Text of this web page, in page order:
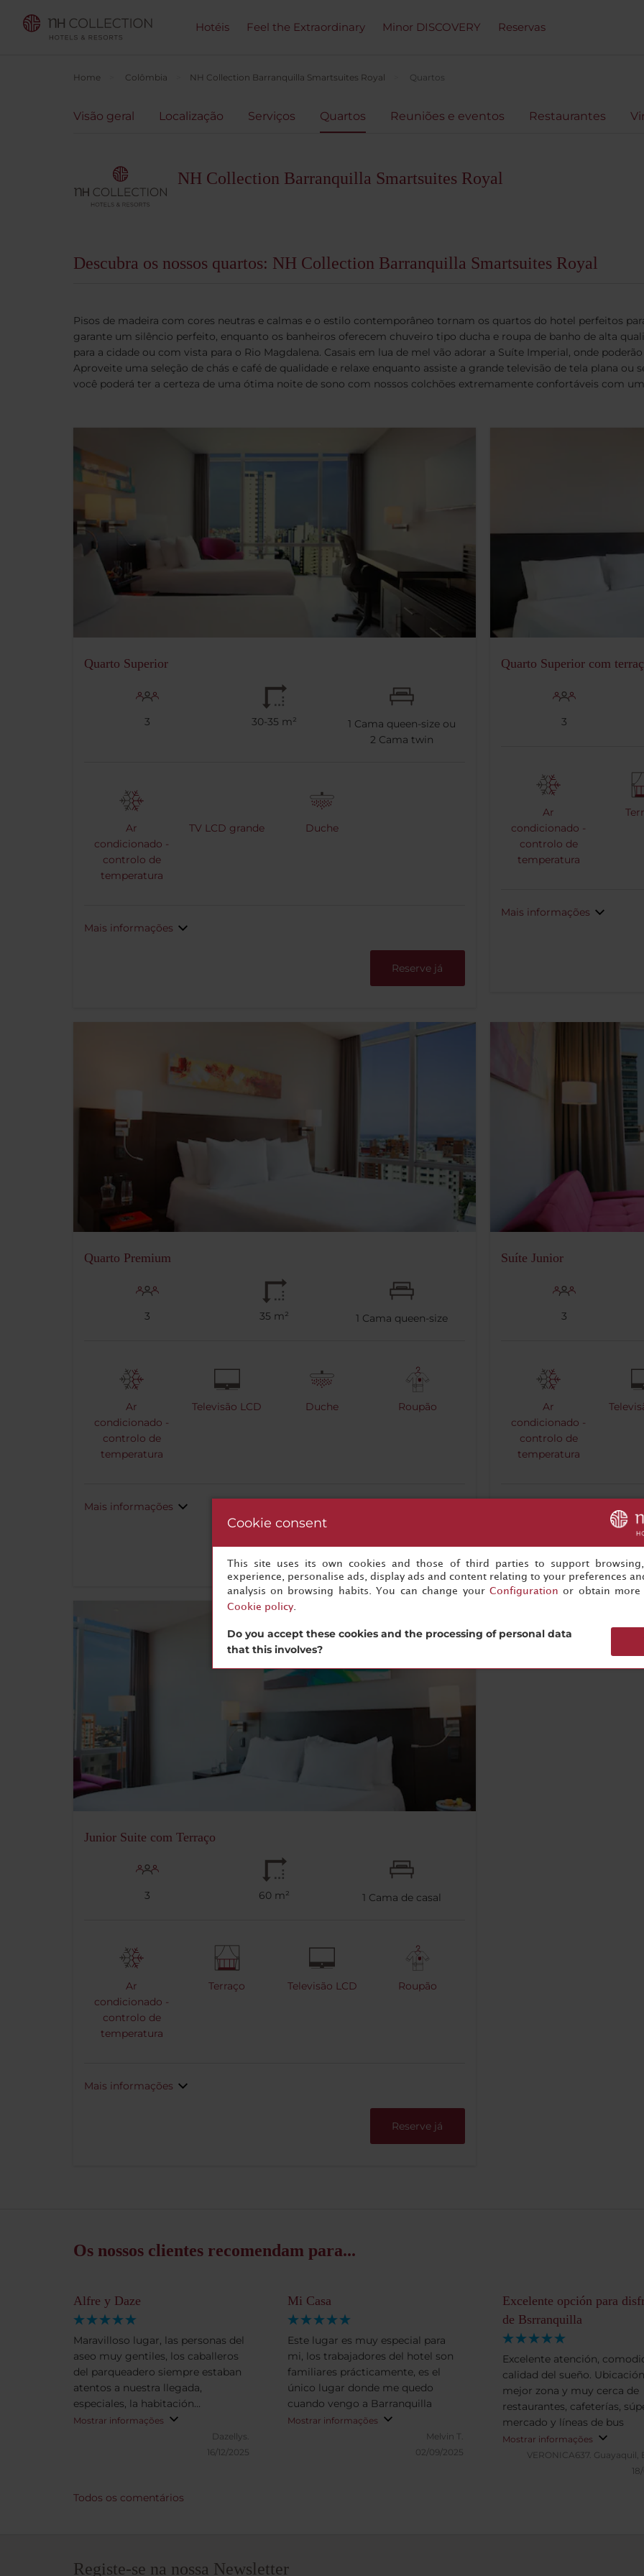
Hotéis Feel the Extraordinary Minor DISCOVERY Reservas
Home Colômbia NH Collection Barranquilla Smartsuites Royal Quartos
Visão geral Localização Serviços Quartos Reuniões e eventos Restaurantes
NH Collection Barranquilla Smartsuites Royal
Descubra os nossos quartos: NH Collection Barranquilla Smartsuites Royal
Pisos de madeira com cores neutras e calmas e o estilo contemporâneo tornam os quartos do hotel perfeitos
garante um silêncio perfeito, enquanto os banheiros oferecem chuveiro tipo ducha e roupa de banho de alta
para a cidade ou com vista para o Rio Magdalena. Casais em lua de mel vão adorar a Suíte Imperial, onde
Aproveite uma seleção de chás e café de qualidade e relaxe enquanto assiste a grande televisão de tela plana
você poderá ter a certeza de uma ótima noite de sono com nossos colchões extremamente confortáveis com
Quarto Superior
3 30-35 m² 1 Cama queen-size ou
2 Cama twin
Ar
condicionado -
controlo de
temperatura
TV LCD grande Duche
Mais informações
Reserve já
Quarto Superior com
3
Ar
condicionado -
controlo de
temperatura
Mais informações
Quarto Premium
3 35 m² 1 Cama queen-size
Ar
condicionado -
controlo de
temperatura
Televisão LCD Duche Roupão
Mais informações
Reserve já
Suíte Junior
3
Ar
condicionado -
controlo de
temperatura
Junior Suite com Terraço
3 60 m² 1 Cama de casal
Ar
condicionado -
controlo de
temperatura
Terraço Televisão LCD Roupão
Mais informações
Reserve já
Os nossos clientes recomendam para...
Alfre y Daze
Maravilloso lugar, las personas del
aseo muy gentiles, los caballeros
del parqueadero siempre estaban
atentos a nuestra llegada,
especiales, la habitación
acogedora, volveria claro que si!
Mostrar informações
Dazellys.
16/12/2025
Mi Casa
Este lugar es muy especial para
mi, los trabajadores del hotel son
familiares prácticamente, es el
único lugar donde me quedo
cuando vengo a Barranquilla
Mostrar informações
Melvin T.
02/09/2025
Excelente opción para
de Bsrranquilla
Excelente atención,
calidad del sueño.
mejor zona y muy cerca de
restaurantes, cafeterías,
mercado y líneas de bus
Mostrar informações
VERONICA637. Guayaquil,
Todos os comentários
Registe-se na nossa Newsletter
Cookie consent
This site uses its own cookies and those of third parties to support
experience, personalise ads, display ads and content relating to your preferences
analysis on browsing habits. You can change your Configuration or obtain
Cookie policy.
Do you accept these cookies and the processing of personal data
that this involves?